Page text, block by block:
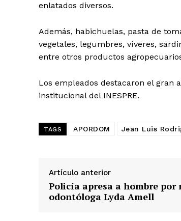
Día de
enlatados diversos.
Además, habichuelas, pasta de
vegetales, legumbres, víveres,
entre otros productos
Los empleados destacaron el gran
institucional del INESPRE.
TAGS APORDOM Jean Luis
Artículo anterior
Policía apresa a hombre por
odontóloga Lyda Amell